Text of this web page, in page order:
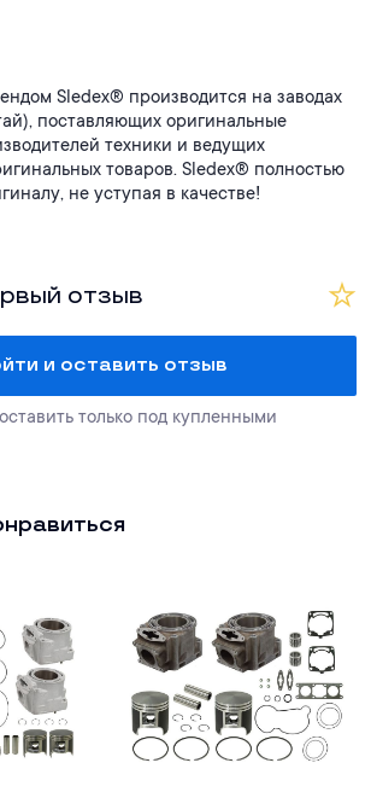
Sledex® производится на заводах
поставляющих оригинальные
техники и ведущих
товаров. Sledex® полностью
не уступая в качестве!
отзыв
и оставить отзыв
только под купленными